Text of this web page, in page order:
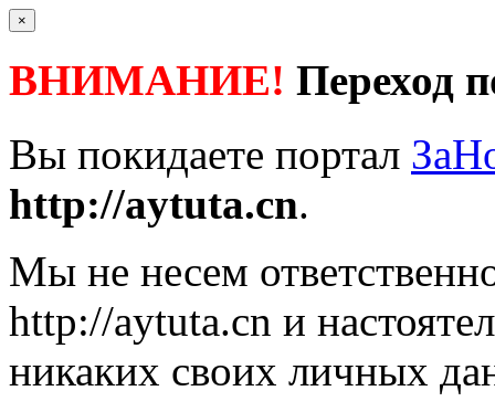
×
ВНИМАНИЕ! Переход
Вы покидаете портал
http://aytuta.cn.
Мы не несем
http://aytuta.cn и
никаких своих личных